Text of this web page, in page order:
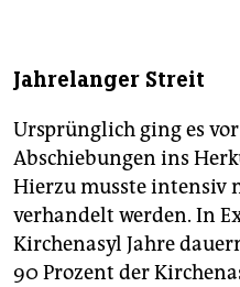
Jahrelanger Streit
Ursprünglich ging es
Abschiebungen ins
Hierzu musste intensiv
verhandelt werden. In
Kirchenasyl Jahre
90 Prozent der